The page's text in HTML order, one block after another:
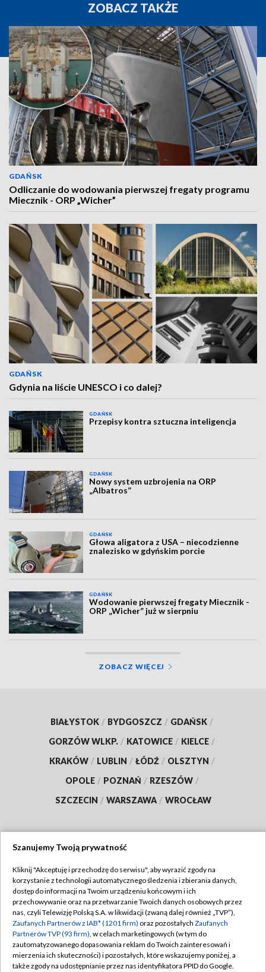
ZOBACZ TAKŻE
GDAŃSK
Odliczanie do wodowania pierwszej fregaty programu
Miecznik - ORP „Wicher”
GDAŃSK
Gdynia na liście UNESCO i co dalej?
GDAŃSK
Przepisy kontra sztuczna inteligencja
GDAŃSK
Nowy system uzbrojenia na ORP
„Albatros”
GDAŃSK
Głowa aligatora z USA – niecodzienne
znalezisko w gdyńskim porcie
GDAŃSK
Wodowanie pierwszej fregaty Miecznik -
ORP „Wicher” już w sierpniu
ZOBACZ WIĘCEJ
BIAŁYSTOK / BYDGOSZCZ / GDAŃSK /
GORZÓW WLKP. / KATOWICE / KIELCE /
KRAKÓW / LUBLIN / ŁÓDŹ / OLSZTYN /
OPOLE / POZNAŃ / RZESZÓW /
SZCZECIN / WARSZAWA / WROCŁAW
TVP
Abonament TVP
Emisja w TVP
Centrum informacji TVP
Naziemna Telewizja Cyfrowa
Regulamin TVP
Polityka prywatności
Moje zgody
Pomoc
Szanujemy Twoją prywatność
Kliknij "Akceptuję i przechodzę do serwisu", aby wyrazić zgody na
korzystanie z technologii automatycznego śledzenia i zbierania danych,
dostęp do informacji na Twoim urządzeniu końcowym i ich
przechowywanie oraz na przetwarzanie Twoich danych osobowych przez
nas, czyli Telewizję Polską S.A. w likwidacji (zwaną dalej również „TVP”),
Zaufanych Partnerów z IAB* (1201 firm) oraz pozostałych Zaufanych
Partnerów TVP (93 firm), w celach marketingowych (w tym do
zautomatyzowanego dopasowania reklam do Twoich zainteresowań i
mierzenia ich skuteczności) i pozostałych, które wskazujemy poniżej, a
także zgody na udostępnianie przez nas identyfikatora PPID do Google.